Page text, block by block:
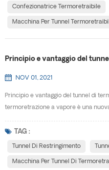
termoretraibile, confezionatrice con
Confezionatrice Termoretraibile
Macchina Per Tunnel
Principio e vantaggio del
NOV 01, 2021
Principio e vantaggio del tunnel di
termoretrazione a vapore è una
spostamento, installazione rapida,
indipendentemente o aggiunto alla
TAG :
Tunnel Di Restringimento
Macchina Per Tunnel Di